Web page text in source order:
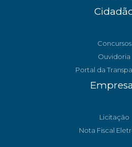
Concursos
Ouvidoria
Portal da
Licitação
Nota Fiscal